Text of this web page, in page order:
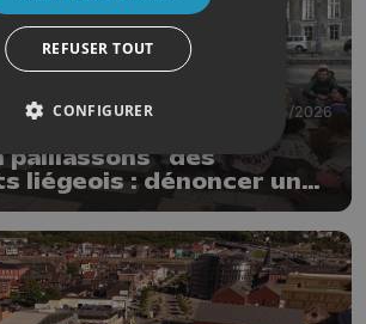
11/05/2026
paillassons" des
liégeois : dénoncer une
REFUSER TOUT
CONFIGURER